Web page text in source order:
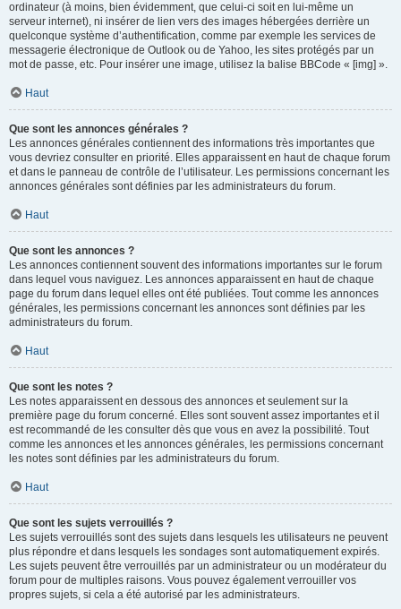
ordinateur (à moins, bien évidemment, que celui-ci soit en lui-même un
serveur internet), ni insérer de lien vers des images hébergées derrière un
quelconque système d’authentification, comme par exemple les services de
messagerie électronique de Outlook ou de Yahoo, les sites protégés par un
mot de passe, etc. Pour insérer une image, utilisez la balise BBCode « [img] ».
Haut
Que sont les annonces générales ?
Les annonces générales contiennent des informations très importantes que
vous devriez consulter en priorité. Elles apparaissent en haut de chaque forum
et dans le panneau de contrôle de l’utilisateur. Les permissions concernant les
annonces générales sont définies par les administrateurs du forum.
Haut
Que sont les annonces ?
Les annonces contiennent souvent des informations importantes sur le forum
dans lequel vous naviguez. Les annonces apparaissent en haut de chaque
page du forum dans lequel elles ont été publiées. Tout comme les annonces
générales, les permissions concernant les annonces sont définies par les
administrateurs du forum.
Haut
Que sont les notes ?
Les notes apparaissent en dessous des annonces et seulement sur la
première page du forum concerné. Elles sont souvent assez importantes et il
est recommandé de les consulter dès que vous en avez la possibilité. Tout
comme les annonces et les annonces générales, les permissions concernant
les notes sont définies par les administrateurs du forum.
Haut
Que sont les sujets verrouillés ?
Les sujets verrouillés sont des sujets dans lesquels les utilisateurs ne peuvent
plus répondre et dans lesquels les sondages sont automatiquement expirés.
Les sujets peuvent être verrouillés par un administrateur ou un modérateur du
forum pour de multiples raisons. Vous pouvez également verrouiller vos
propres sujets, si cela a été autorisé par les administrateurs.